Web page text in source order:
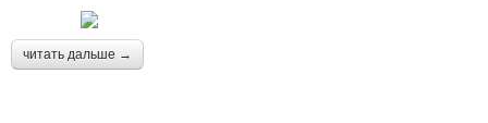
читать дальше →